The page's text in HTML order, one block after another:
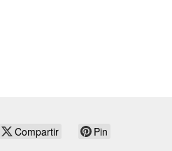
Compartir Pin